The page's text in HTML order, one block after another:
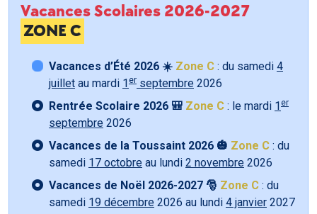
Vacances Scolaires 2026-2027
ZONE C
Vacances d’Été 2026 ☀️ Zone C : du samedi 4
juillet au mardi 1 er septembre 2026
Rentrée Scolaire 2026 🎒 Zone C : le mardi 1 er
septembre 2026
Vacances de la Toussaint 2026 🎃 Zone C : du
samedi 17 octobre au lundi 2 novembre 2026
Vacances de Noël 2026-2027 🎅 Zone C : du
samedi 19 décembre 2026 au lundi 4 janvier 2027